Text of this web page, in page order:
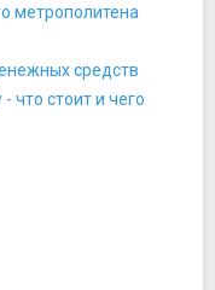
метрополитена
средств
что стоит и чего